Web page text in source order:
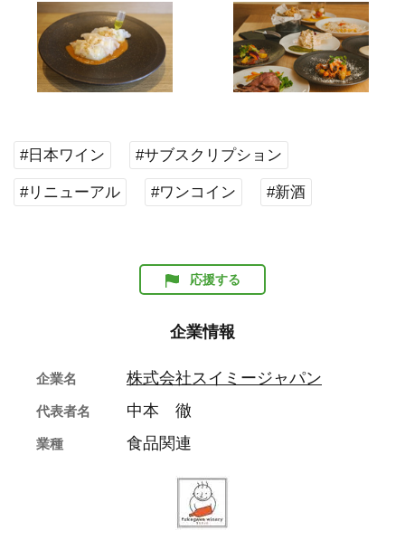
#日本ワイン #サブスクリプション
#リニューアル #ワンコイン #新酒
応援する
企業情報
企業名 株式会社スイミージャパン
代表者名 中本 徹
業種 食品関連